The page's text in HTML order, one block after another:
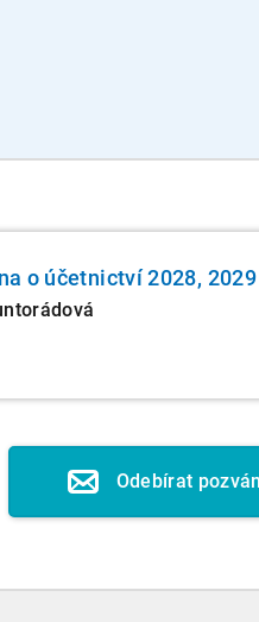
o účetnictví 2028,
Odebírat